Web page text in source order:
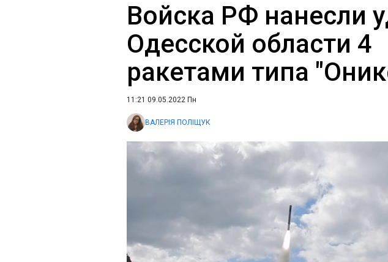
Войска РФ нанесли
Одесской области 4
ракетами типа
11:21 09.05.2022 Пн
ВАЛЕРІЯ ПОЛІЩУК